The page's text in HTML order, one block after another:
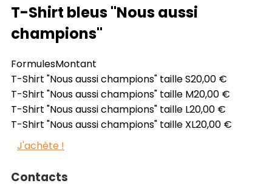
T-Shirt bleus "Nous aussi
champions"
FormulesMontant
T-Shirt "Nous aussi champions" taille S20,00 €
T-Shirt "Nous aussi champions" taille M20,00 €
T-Shirt "Nous aussi champions" taille L20,00 €
T-Shirt "Nous aussi champions" taille XL20,00 €
J'achète !
Contacts